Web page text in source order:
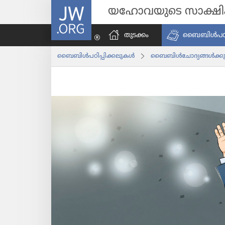
JW.ORG യഹോവയുടെ
തുടക്കം
ബൈബിൾപ​ഠി​പ്പി​ക്ക​ലു​കൾ